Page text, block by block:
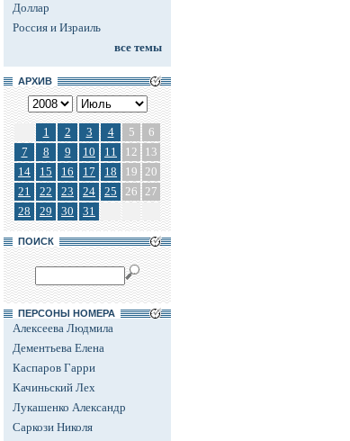
Доллар
Россия и Израиль
все темы
АРХИВ
1 2 3 4 5
6
7
8 9 10 11 12
13
14
15 16 17 18 19 20
21
22 23 24 25 26 27
28
29 30 31
ПОИСК
ПЕРСОНЫ НОМЕРА
Алексеева Людмила
Дементьева Елена
Каспаров Гарри
Качиньский Лех
Лукашенко Александр
Саркози Николя